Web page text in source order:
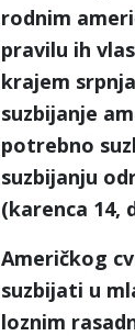
rodnim
pravilu ih
krajem
suzbijanje
potrebno
suzbijanju
(karenca 14,
Američkog
suzbijati u
loznim